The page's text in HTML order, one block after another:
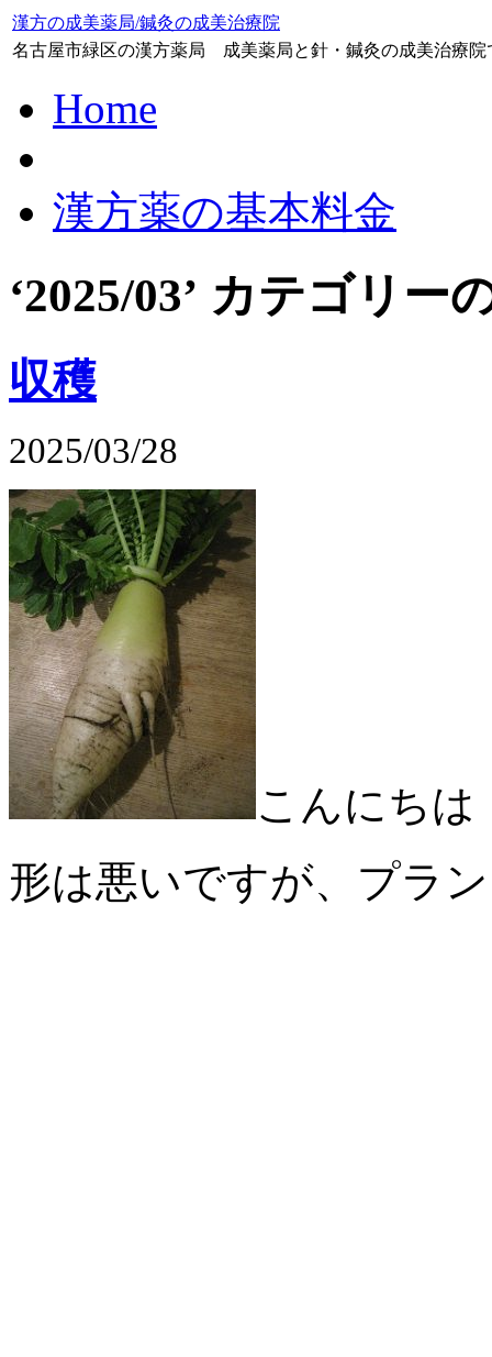
漢方の成美薬局/鍼灸の成美治療院
名古屋市緑区の漢方薬局 成美薬局と針・鍼灸の成美治療院
Home
漢方薬の基本料金
‘2025/03’ カテゴリー
収穫
2025/03/28
こんにちは
形は悪いですが、プラ